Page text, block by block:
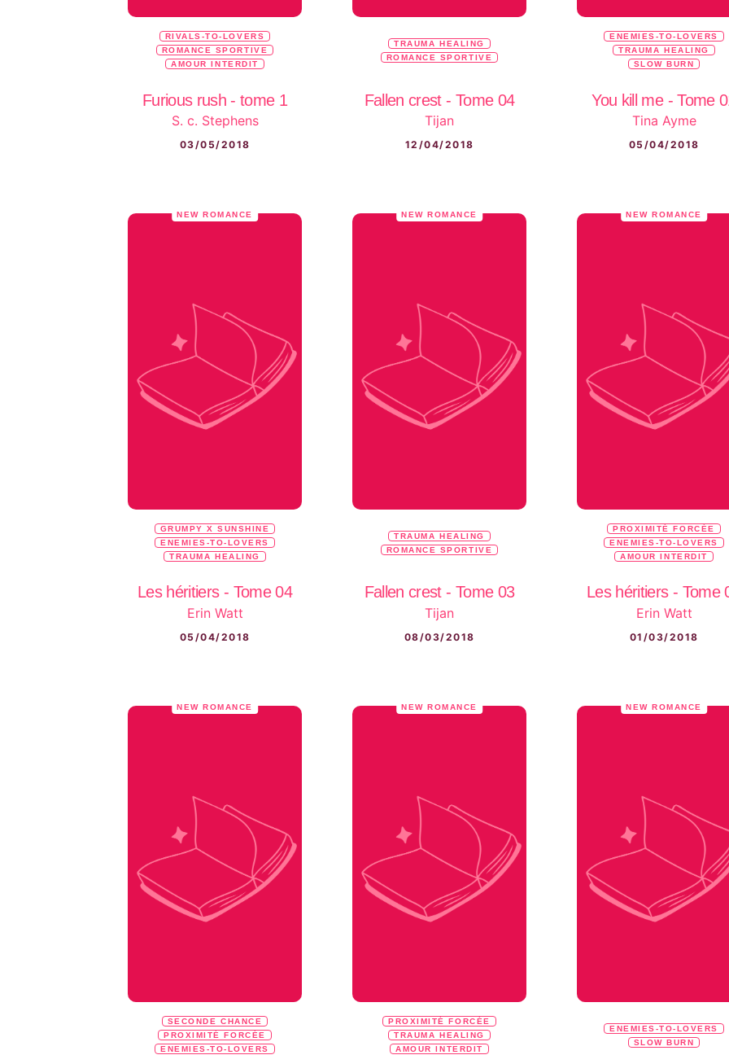
RIVALS-TO-LOVERS
ROMANCE SPORTIVE
AMOUR INTERDIT
Furious rush - tome 1
S. c. Stephens
03/05/2018
TRAUMA HEALING
ROMANCE SPORTIVE
Fallen crest - Tome 04
Tijan
12/04/2018
ENEMIES-TO-LOVERS
TRAUMA HEALING
SLOW BURN
You kill me - Tome
Tina Ayme
05/04/2018
NEW ROMANCE
GRUMPY X SUNSHINE
ENEMIES-TO-LOVERS
TRAUMA HEALING
Les héritiers - Tome 04
Erin Watt
05/04/2018
NEW ROMANCE
TRAUMA HEALING
ROMANCE SPORTIVE
Fallen crest - Tome 03
Tijan
08/03/2018
NEW ROMANCE
PROXIMITÉ FORCÉE
ENEMIES-TO-LOVERS
AMOUR INTERDIT
Les héritiers - Tome
Erin Watt
01/03/2018
NEW ROMANCE
SECONDE CHANCE
PROXIMITÉ FORCÉE
ENEMIES-TO-LOVERS
NEW ROMANCE
PROXIMITÉ FORCÉE
TRAUMA HEALING
AMOUR INTERDIT
NEW ROMANCE
ENEMIES-TO-LOVERS
SLOW BURN